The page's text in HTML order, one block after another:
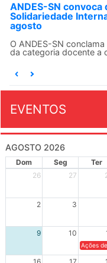
ANDES-SN
Solidariedade
agosto
O ANDES-SN
da categoria docente a
EVENTOS
AGOSTO 2026
Dom Seg Ter
26
27
2 3
9 10
Ações